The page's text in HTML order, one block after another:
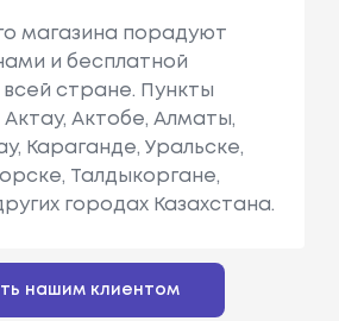
магазина порадуют
и бесплатной
стране. Пункты
Актау, Актобе, Алматы,
Караганде, Уральске,
Талдыкоргане,
городах Казахстана.
нашим клиентом